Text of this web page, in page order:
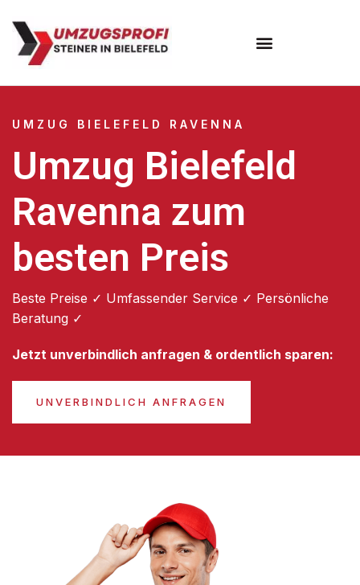
UMZUG BIELEFELD RAVENNA
Umzug Bielefeld
Ravenna zum
besten Preis
Beste Preise ✓ Umfassender Service ✓ Persönliche
Beratung ✓
Jetzt unverbindlich anfragen & ordentlich sparen:
UNVERBINDLICH ANFRAGEN